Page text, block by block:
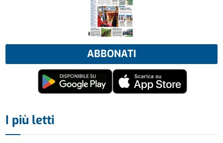
ABBONATI
I più letti